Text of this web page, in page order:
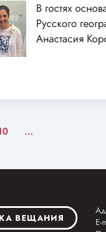
В гостях
Русского
Анастасия
...
ВЕЩАНИЯ
E-